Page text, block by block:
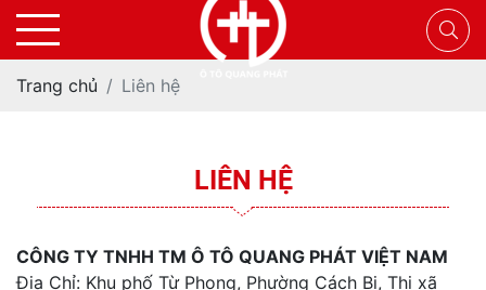
Trang chủ Liên hệ
LIÊN HỆ
CÔNG TY TNHH TM Ô TÔ QUANG PHÁT VIỆT NAM
Địa Chỉ: Khu phố Từ Phong, Phường Cách Bi, Thị xã